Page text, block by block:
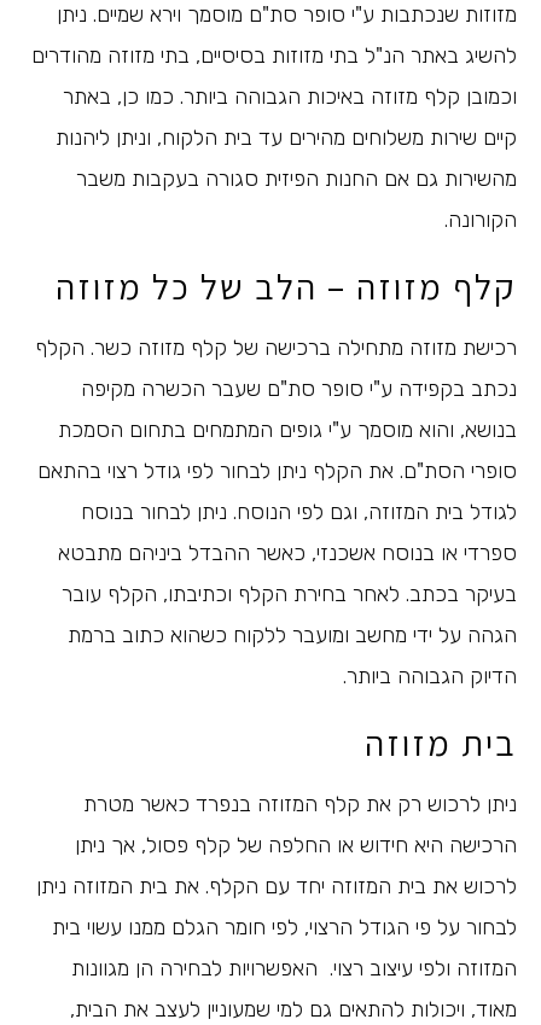
מזוזות שנכתבות ע"י סופר סת"ם מוסמך וירא שמיים. ניתן
להשיג באתר הנ"ל בתי מזוזות בסיסיים, בתי מזוזה מהודרים
וכמובן קלף מזוזה באיכות הגבוהה ביותר. כמו כן, באתר
קיים שירות משלוחים מהירים עד בית הלקוח, וניתן ליהנות
מהשירות גם אם החנות הפיזית סגורה בעקבות משבר
הקורונה.
קלף מזוזה – הלב של כל מזוזה
רכישת מזוזה מתחילה ברכישה של קלף מזוזה כשר. הקלף
נכתב בקפידה ע"י סופר סת"ם שעבר הכשרה מקיפה
בנושא, והוא מוסמך ע"י גופים המתמחים בתחום הסמכת
סופרי הסת"ם. את הקלף ניתן לבחור לפי גודל רצוי בהתאם
לגודל בית המזוזה, וגם לפי הנוסח. ניתן לבחור בנוסח
ספרדי או בנוסח אשכנזי, כאשר ההבדל ביניהם מתבטא
בעיקר בכתב. לאחר בחירת הקלף וכתיבתו, הקלף עובר
הגהה על ידי מחשב ומועבר ללקוח כשהוא כתוב ברמת
הדיוק הגבוהה ביותר.
בית מזוזה
ניתן לרכוש רק את קלף המזוזה בנפרד כאשר מטרת
הרכישה היא חידוש או החלפה של קלף פסול, אך ניתן
לרכוש את בית המזוזה יחד עם הקלף. את בית המזוזה ניתן
לבחור על פי הגודל הרצוי, לפי חומר הגלם ממנו עשוי בית
המזוזה ולפי עיצוב רצוי. האפשרויות לבחירה הן מגוונות
מאוד, ויכולות להתאים גם למי שמעוניין לעצב את הבית,